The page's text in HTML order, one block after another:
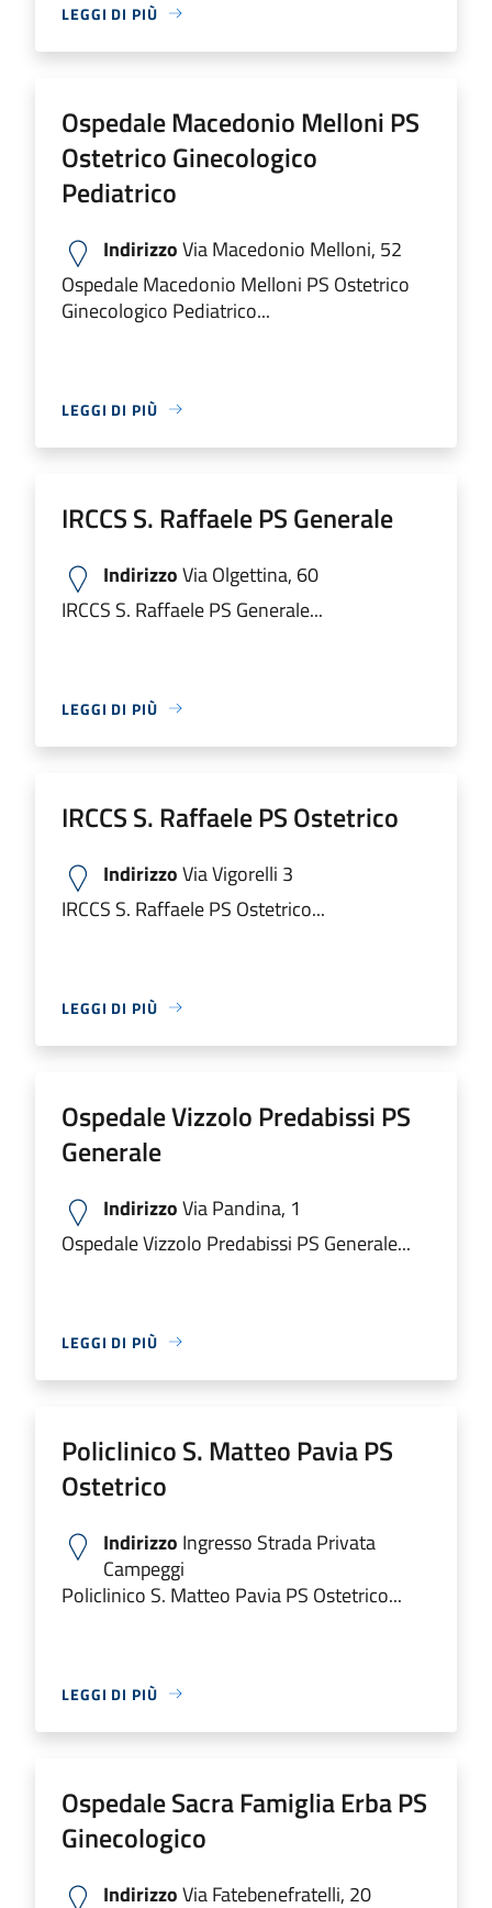
LEGGI DI PIÙ
Ospedale Macedonio Melloni PS
Ostetrico Ginecologico
Pediatrico
IndirizzoVia Macedonio Melloni, 52
Ospedale Macedonio Melloni PS Ostetrico
Ginecologico Pediatrico...
LEGGI DI PIÙ
IRCCS S. Raffaele PS Generale
IndirizzoVia Olgettina, 60
IRCCS S. Raffaele PS Generale...
LEGGI DI PIÙ
IRCCS S. Raffaele PS Ostetrico
IndirizzoVia Vigorelli 3
IRCCS S. Raffaele PS Ostetrico...
LEGGI DI PIÙ
Ospedale Vizzolo Predabissi PS
Generale
IndirizzoVia Pandina, 1
Ospedale Vizzolo Predabissi PS Generale...
LEGGI DI PIÙ
Policlinico S. Matteo Pavia PS
Ostetrico
Indirizzo Ingresso Strada Privata
Campeggi
Policlinico S. Matteo Pavia PS Ostetrico...
LEGGI DI PIÙ
Ospedale Sacra Famiglia Erba PS
Ginecologico
IndirizzoVia Fatebenefratelli, 20